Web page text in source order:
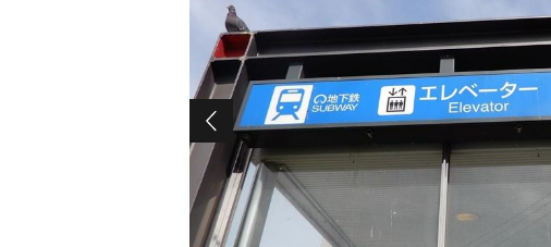
＼ 建築条件無し土地！まずはご相談ください
・希望エリアで土地を探している方
・建物に自分のこだわりを反映させたい方
・建売より注文住宅で家を建てたい方
・お好きなメーカーで建築が可能！
その他ご希望の条件でお客様に合った
様々な土地のご相談を承ります！